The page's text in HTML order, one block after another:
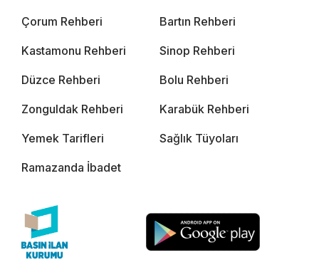
Çorum Rehberi Bartın Rehberi
Kastamonu Rehberi Sinop Rehberi
Düzce Rehberi Bolu Rehberi
Zonguldak Rehberi Karabük Rehberi
Yemek Tarifleri Sağlık Tüyoları
Ramazanda İbadet